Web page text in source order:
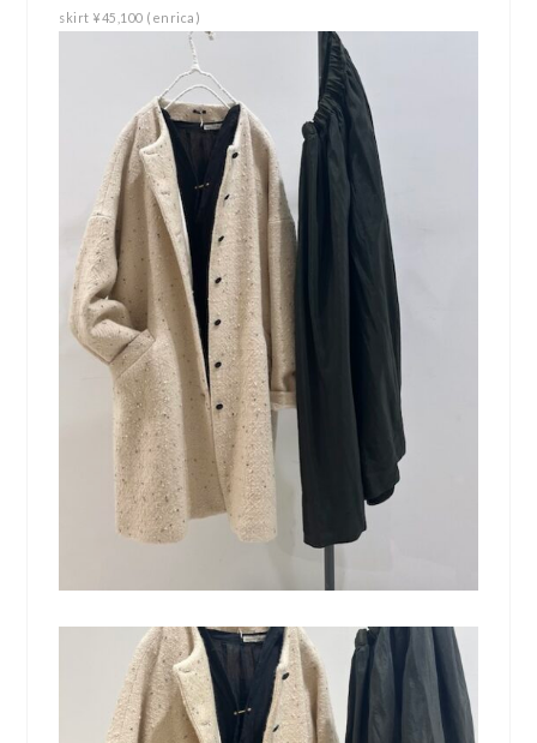
skirt ¥45,100 (enrica)